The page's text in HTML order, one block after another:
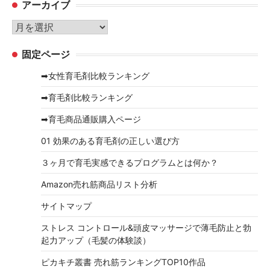
ゴ
リ
ー
アーカイブ
ア
カ 固定ページ
➡女性育毛剤比較ランキング
➡育毛剤比較ランキング
➡育毛商品通販購入ページ
01 効果のある育毛剤の正しい選び方
３ヶ月で育毛実感できるプログラムとは何か？
Amazon売れ筋商品リスト分析
サイトマップ
ストレス コントロール&頭皮マッサージで薄毛防止と勃
起力アップ（毛髪の体験談）
ピカキチ叢書 売れ筋ランキングTOP10作品